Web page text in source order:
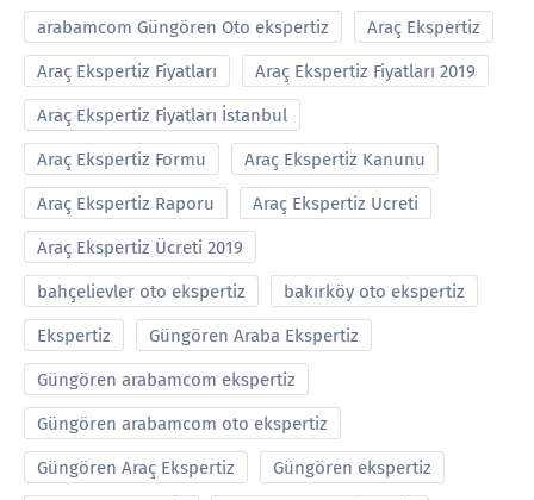
arabamcom Güngören Oto ekspertiz Araç Ekspertiz
Araç Ekspertiz Fiyatları Araç Ekspertiz Fiyatları 2019
Araç Ekspertiz Fiyatları İstanbul
Araç Ekspertiz Formu Araç Ekspertiz Kanunu
Araç Ekspertiz Raporu Araç Ekspertiz Ucreti
Araç Ekspertiz Ücreti 2019
bahçelievler oto ekspertiz bakırköy oto ekspertiz
Ekspertiz Güngören Araba Ekspertiz
Güngören arabamcom ekspertiz
Güngören arabamcom oto ekspertiz
Güngören Araç Ekspertiz Güngören ekspertiz